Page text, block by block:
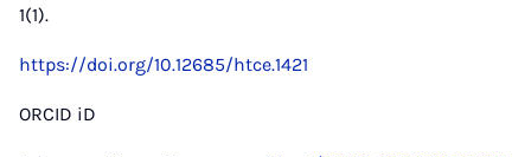
1(1).
https://doi.org/10.12685/htce.1421
ORCID iD